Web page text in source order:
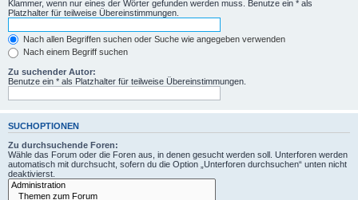
Klammer, wenn nur eines der Wörter gefunden werden muss. Benutze ein * als
Platzhalter für teilweise Übereinstimmungen.
Nach allen Begriffen suchen oder Suche wie angegeben verwenden
Nach einem Begriff suchen
Zu suchender Autor:
Benutze ein * als Platzhalter für teilweise Übereinstimmungen.
SUCHOPTIONEN
Zu durchsuchende Foren:
Wähle das Forum oder die Foren aus, in denen gesucht werden soll. Unterforen werden
automatisch mit durchsucht, sofern du die Option „Unterforen durchsuchen“ unten nicht
deaktivierst.